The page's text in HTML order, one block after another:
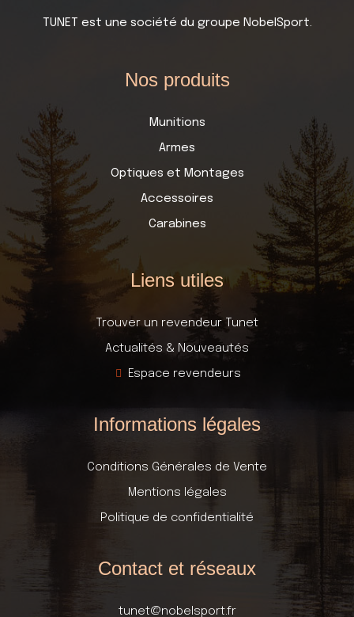
TUNET est une société du groupe NobelSport.
Nos produits
Munitions
Armes
Optiques et Montages
Accessoires
Carabines
Liens utiles
Trouver un revendeur Tunet
Actualités & Nouveautés
Espace revendeurs
Informations légales
Conditions Générales de Vente
Mentions légales
Politique de confidentialité
Contact et réseaux
tunet@nobelsport.fr